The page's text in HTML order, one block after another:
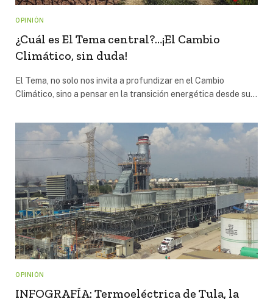
OPINIÓN
¿Cuál es El Tema central?…¡El Cambio
Climático, sin duda!
El Tema, no solo nos invita a profundizar en el Cambio
Climático, sino a pensar en la transición energética desde su…
OPINIÓN
INFOGRAFÍA: Termoeléctrica de Tula, la